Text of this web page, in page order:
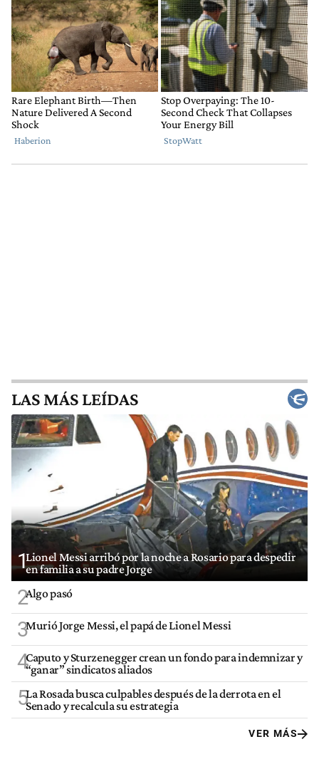
LAS MÁS LEÍDAS
1Lionel Messi arribó por la noche a Rosario para despedir
en familia a su padre Jorge
2Algo pasó
3Murió Jorge Messi, el papá de Lionel Messi
4Caputo y Sturzenegger crean un fondo para indemnizar y
“ganar” sindicatos aliados
5La Rosada busca culpables después de la derrota en el
Senado y recalcula su estrategia
VER MÁS